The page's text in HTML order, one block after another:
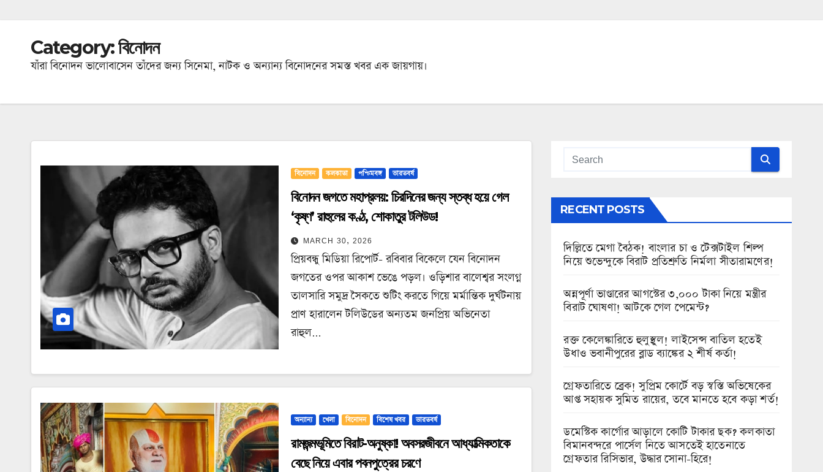
Category:বিনোদন
যাঁরা বিনোদন ভালোবাসেন তাঁদের জন্য সিনেমা, নাটক ও অন্যান্য বিনোদনের সমস্ত খবর এক জায়গায়।
বিনোদন কলকাতা পশ্চিমবঙ্গ ভারতবর্ষ
বিনোদন জগতে মহাপ্রলয়: চিরদিনের জন্য স্তব্ধ হয়ে গেল
‘কৃষ্ণ’ রাহুলের কণ্ঠ, শোকাতুর টলিউড!
MARCH 30, 2026
প্রিয়বন্ধু মিডিয়া রিপোর্ট- রবিবার বিকেলে যেন বিনোদন
জগতের ওপর আকাশ ভেঙে পড়ল। ওড়িশার বালেশ্বর সংলগ্ন
তালসারি সমুদ্র সৈকতে শুটিং করতে গিয়ে মর্মান্তিক দুর্ঘটনায়
প্রাণ হারালেন টলিউডের অন্যতম জনপ্রিয় অভিনেতা
রাহুল…
অন্যান্য খেলা বিনোদন বিশেষ খবর ভারতবর্ষ
রামজন্মভূমিতে বিরাট-অনুষ্কা! অবসরজীবনে আধ্যাত্মিকতাকে
বেছে নিয়ে এবার পবনপুত্রের চরণে
RECENT POSTS
দিল্লিতে মেগা বৈঠক! বাংলার চা ও টেক্সটাইল শিল্প
নিয়ে শুভেন্দুকে বিরাট প্রতিশ্রুতি নির্মলা সীতারামণের!
অন্নপূর্ণা ভাণ্ডারের আগস্টের ৩,০০০ টাকা নিয়ে মন্ত্রীর
বিরাট ঘোষণা! আটকে গেল পেমেন্ট?
রক্ত কেলেঙ্কারিতে হুলুস্থুল! লাইসেন্স বাতিল হতেই
উধাও ভবানীপুরের ব্লাড ব্যাঙ্কের ২ শীর্ষ কর্তা!
গ্রেফতারিতে ব্রেক! সুপ্রিম কোর্টে বড় স্বস্তি অভিষেকের
আপ্ত সহায়ক সুমিত রায়ের, তবে মানতে হবে কড়া শর্ত!
ডমেস্টিক কার্গোর আড়ালে কোটি টাকার ছক? কলকাতা
বিমানবন্দরে পার্সেল নিতে আসতেই হাতেনাতে
গ্রেফতার রিসিভার, উদ্ধার সোনা-হিরে!